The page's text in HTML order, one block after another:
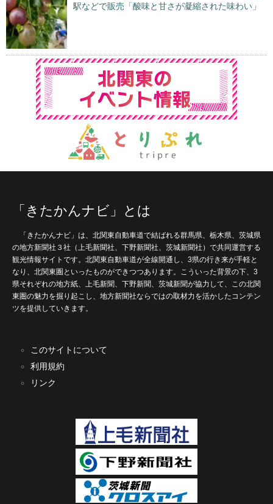
駅などで販売「酸味と甘さが凝縮された味わい」
「きたかんナビ」とは
「きたかんナビ」は、北関東自動車道で結ばれる群馬県、栃木県、茨城県
の地方新聞社３社（上毛新聞社、下野新聞社、茨城新聞社）で共同運営する
観光情報サイトです。北関東自動車道が全線開通し、3県の行き来が手軽と
なり、北関東圏といったものができつつあります。こういった背景の下、3
県それぞれの地方紙、上毛新聞、下野新聞、茨城新聞が協力して、この北関
東圏の魅力を掘り起こし、地方新聞社ならではの取材力を活かしたコンテン
ツを提供していきます。
このサイトについて
利用規約
リンク